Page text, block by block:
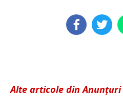
Alte articole din Anunțuri